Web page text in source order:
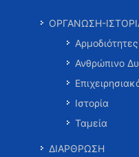
ΟΡΓΑΝΩΣΗ-
Αρμοδιότητες
Ανθρώπινο
Ιστορία
Ταμεία
ΔΙΑΡΘΡΩΣΗ